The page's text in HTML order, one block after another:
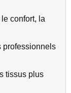
confort, la
professionnels
tissus plus